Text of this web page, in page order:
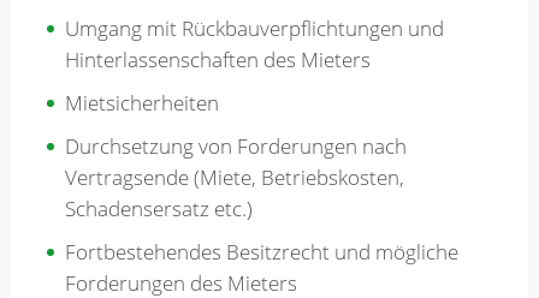
Umgang mit Rückbauverpflichtungen und
Hinterlassenschaften des Mieters
Mietsicherheiten
Durchsetzung von Forderungen nach
Vertragsende (Miete, Betriebskosten,
Schadensersatz etc.)
Fortbestehendes Besitzrecht und mögliche
Forderungen des Mieters